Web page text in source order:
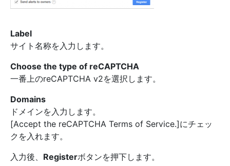
Label
サイト名称を入力します。
Choose the type of reCAPTCHA
一番上のreCAPTCHA v2を選択します。
Domains
ドメインを入力します。
[Accept the reCAPTCHA Terms of Service.]にチェッ
クを入れます。
入力後、 Registerボタンを押下します。